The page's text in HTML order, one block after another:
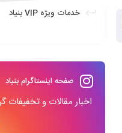
خدمات ویژه VIP بنیاد
صفحه اینستاگرام بنیاد
اخبار مقالات و تخفیفات